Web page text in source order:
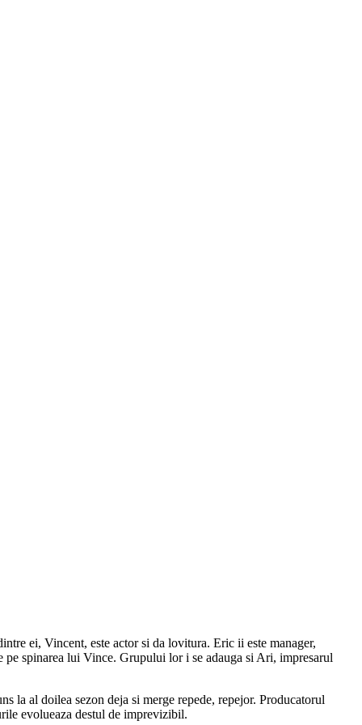
ei, Vincent, este actor si da lovitura. Eric ii este manager,
spinarea lui Vince. Grupului lor i se adauga si Ari, impresarul
la al doilea sezon deja si merge repede, repejor. Producatorul
evolueaza destul de imprevizibil.